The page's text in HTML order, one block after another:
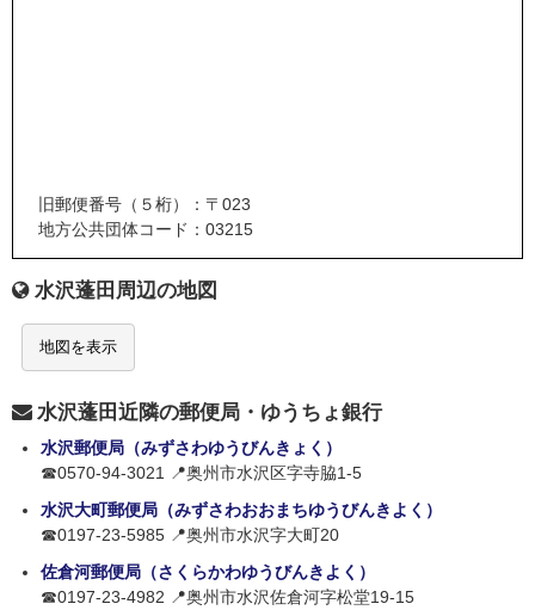
旧郵便番号（５桁）：〒023
地方公共団体コード：03215
水沢蓬田周辺の地図
地図を表示
水沢蓬田近隣の郵便局・ゆうちょ銀行
水沢郵便局（みずさわゆうびんきょく）
☎0570-94-3021 📍奥州市水沢区字寺脇1-5
水沢大町郵便局（みずさわおおまちゆうびんきよく）
☎0197-23-5985 📍奥州市水沢字大町20
佐倉河郵便局（さくらかわゆうびんきよく）
☎0197-23-4982 📍奥州市水沢佐倉河字松堂19-15